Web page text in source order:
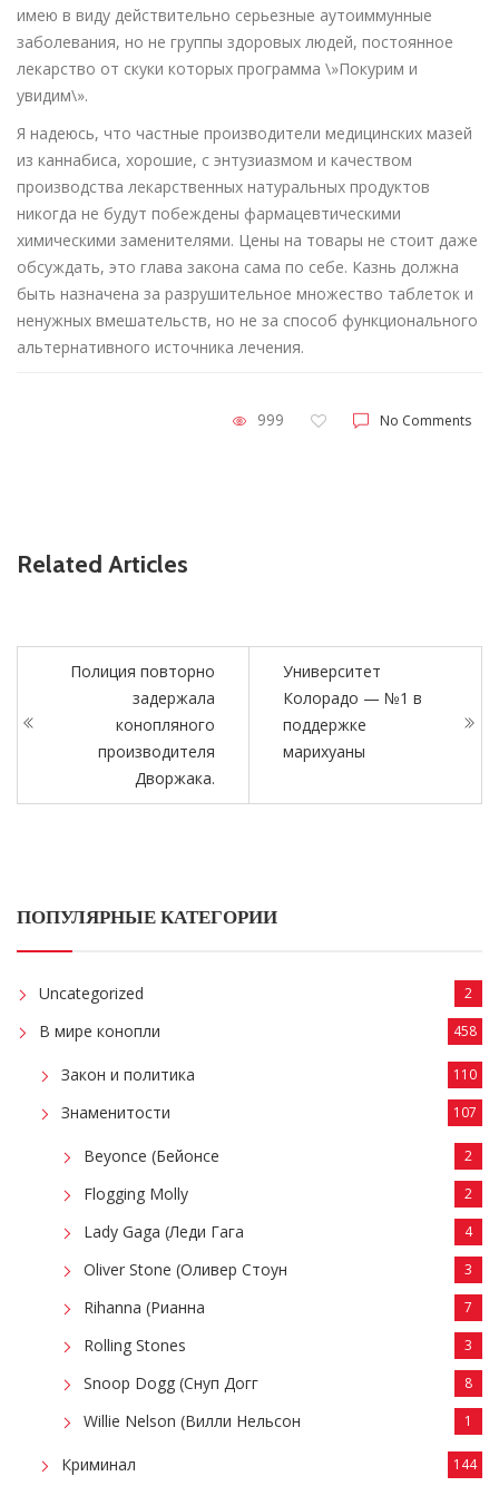
имею в виду действительно серьезные аутоиммунные
заболевания, но не группы здоровых людей, постоянное
лекарство от скуки которых программа \»Покурим и
увидим\».
Я надеюсь, что частные производители медицинских мазей
из каннабиса, хорошие, с энтузиазмом и качеством
производства лекарственных натуральных продуктов
никогда не будут побеждены фармацевтическими
химическими заменителями. Цены на товары не стоит даже
обсуждать, это глава закона сама по себе. Казнь должна
быть назначена за разрушительное множество таблеток и
ненужных вмешательств, но не за способ функционального
альтернативного источника лечения.
999 No Comments
Related Articles
Полиция повторно
задержала
конопляного
производителя
Дворжака.
Университет
Колорадо — №1 в
поддержке
марихуаны
ПОПУЛЯРНЫЕ КАТЕГОРИИ
Uncategorized 2
В мире конопли 458
Закон и политика 110
Знаменитости 107
Beyonce (Бейонсе 2
Flogging Molly 2
Lady Gaga (Леди Гага 4
Oliver Stone (Оливер Стоун 3
Rihanna (Рианна 7
Rolling Stones 3
Snoop Dogg (Снуп Догг 8
Willie Nelson (Вилли Нельсон 1
Криминал 144